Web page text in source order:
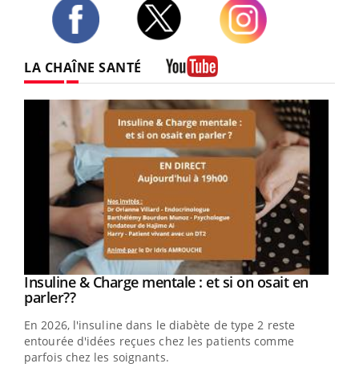
LA CHAÎNE SANTÉ
Youtube
Insuline & Charge mentale : et si on osait en
parler??Youtube
En 2026, l'insuline dans le diabète de type 2 reste
entourée d'idées reçues chez les patients comme
parfois chez les soignants.